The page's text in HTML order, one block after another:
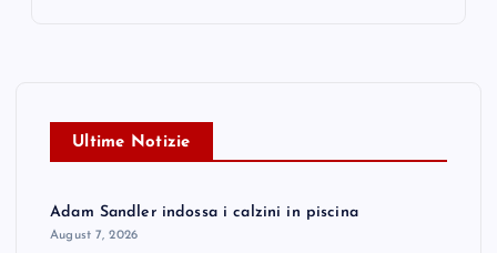
Ultime Notizie
Adam Sandler indossa i calzini in piscina
August 7, 2026